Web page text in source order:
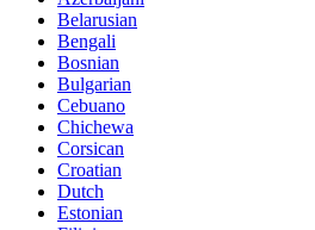
Belarusian
Bengali
Bosnian
Bulgarian
Cebuano
Chichewa
Corsican
Croatian
Dutch
Estonian